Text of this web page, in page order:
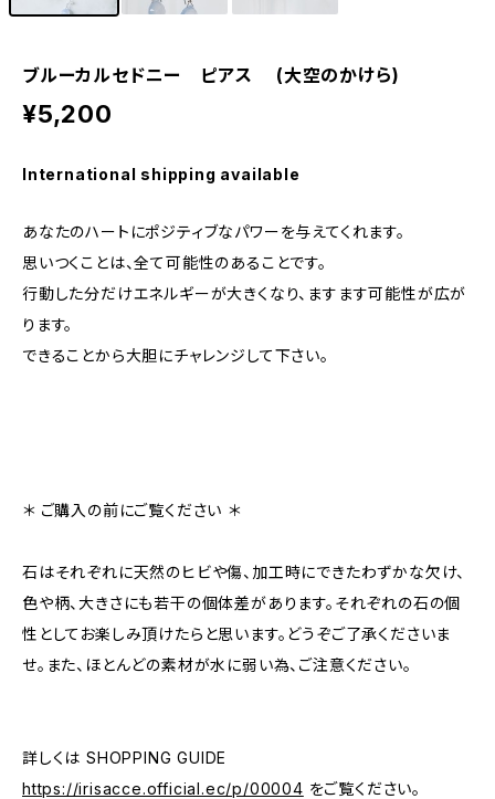
ブルーカルセドニー ピアス (大空のかけら)
¥5,200
International shipping available
あなたのハートにポジティブなパワーを与えてくれます。
思いつくことは、全て可能性のあることです。
行動した分だけエネルギーが大きくなり、ますます可能性が広が
ります。
できることから大胆にチャレンジして下さい。
＊ ご購入の前にご覧ください ＊
石はそれぞれに天然のヒビや傷、加工時にできたわずかな欠け、
色や柄、大きさにも若干の個体差があります。それぞれの石の個
性としてお楽しみ頂けたらと思います。どうぞご了承くださいま
せ。また、ほとんどの素材が水に弱い為、ご注意ください。
詳しくは SHOPPING GUIDE
https://irisacce.official.ec/p/00004 をご覧ください。